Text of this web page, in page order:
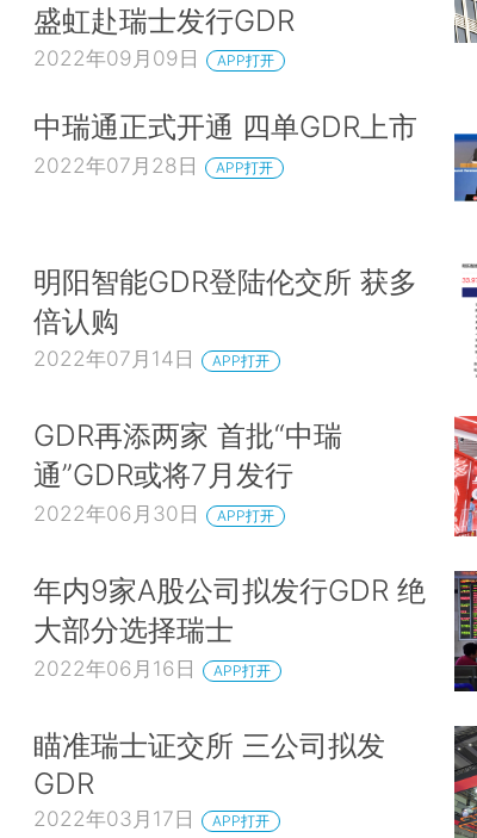
盛虹赴瑞士发行GDR
2022年09月09日 APP打开
中瑞通正式开通 四单GDR上市
2022年07月28日 APP打开
明阳智能GDR登陆伦交所 获多
倍认购
2022年07月14日 APP打开
GDR再添两家 首批“中瑞
通”GDR或将7月发行
2022年06月30日 APP打开
年内9家A股公司拟发行GDR 绝
大部分选择瑞士
2022年06月16日 APP打开
瞄准瑞士证交所 三公司拟发
GDR
2022年03月17日 APP打开